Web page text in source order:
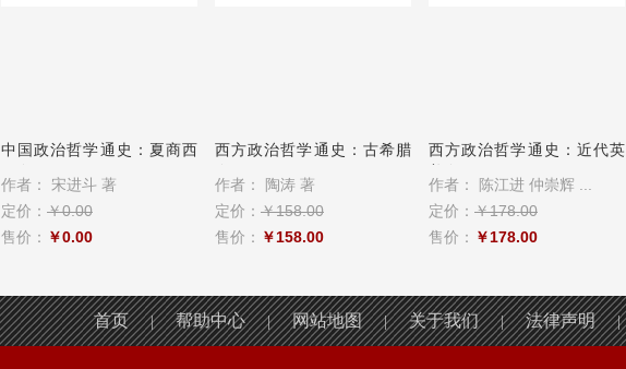
中国政治哲学通史：夏商西
作者：
宋进斗 著
定价： ￥0.00
售价： ￥0.00
西方政治哲学通史：古希腊
作者：
陶涛 著
定价： ￥158.00
售价： ￥158.00
西方政治哲学通史：近代英
作者：
陈江进 仲崇辉 ...
定价： ￥178.00
售价： ￥178.00
首页 | 帮助中心 | 网站地图 | 关于我们 | 法律声明 |